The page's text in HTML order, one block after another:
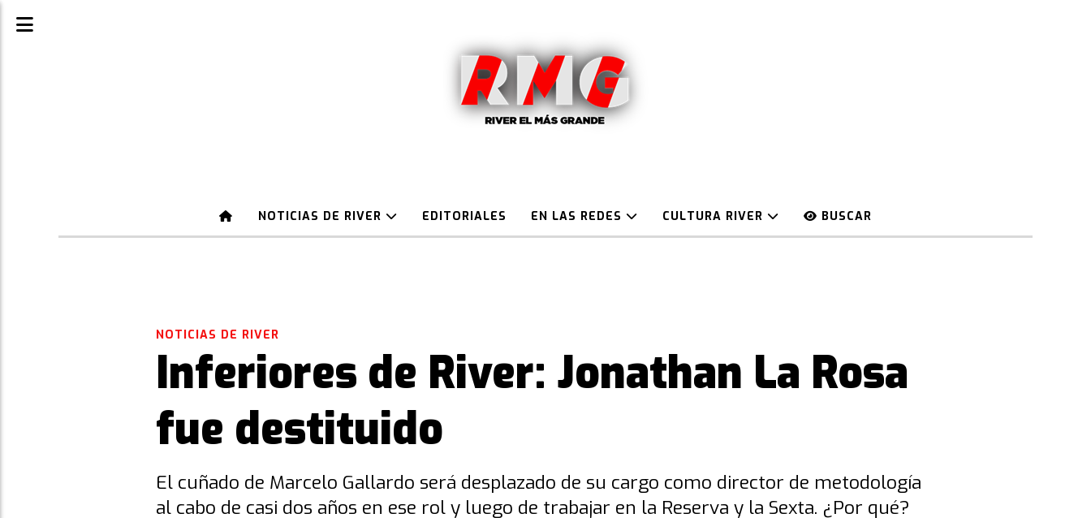
NOTICIAS DE RIVER EDITORIALES EN LAS REDES CULTURA RIVER BUSCAR
Inferiores de River: Jonathan La Rosa
fue destituido
El cuñado de Marcelo Gallardo será desplazado de su cargo como director de metodología
al cabo de casi dos años en ese rol y luego de trabajar en la Reserva y la Sexta. ¿Por qué?
NOTICIAS DE RIVER